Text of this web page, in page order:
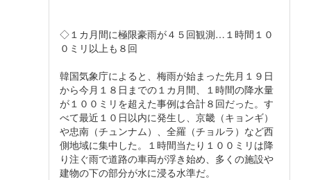
◇１カ月間に極限豪雨が４５回観測…１時間１０
０ミリ以上も８回
韓国気象庁によると、梅雨が始まった先月１９日
から今月１８日までの１カ月間、１時間の降水量
が１００ミリを超えた事例は合計８回だった。す
べて最近１０日以内に発生し、京畿（キョンギ）
や忠南（チュンナム）、全羅（チョルラ）など西
側地域に集中した。１時間当たり１００ミリは降
り注ぐ雨で道路の車両が浮き始め、多くの施設や
建物の下の部分が水に浸る水準だ。